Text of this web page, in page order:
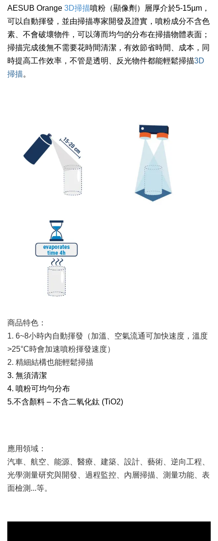
AESUB Orange 3D掃描噴粉 （顯像劑）
層厚介於5-15µm，
可以自動揮發，並由掃描專家開發及證實，噴粉成分不含色
素、不會破壞物件，可以薄而均勻的分布在掃描物體表面；
掃描完成後無不需要花時間清潔，有效節省時間、成本，同
時提高工作效率，不管是透明、反光物件都能輕鬆掃描3D
掃描。
商品特色：
1. 6~8小時內自動揮發 （加溫、空氣流通可加快速度，溫度
>25°C時會加速噴粉揮發速度）
2. 精細結構也能輕鬆掃描
3. 無須清潔
4. 噴粉可均勻分布
5.不含顏料 – 不含二氧化鈦 (TiO2)
應用領域：
汽車、航空、能源、醫療、建築、設計、藝術、逆向工程、
光學測量研究與開發、過程監控、內層掃描、測量功能、表
面檢測...等。